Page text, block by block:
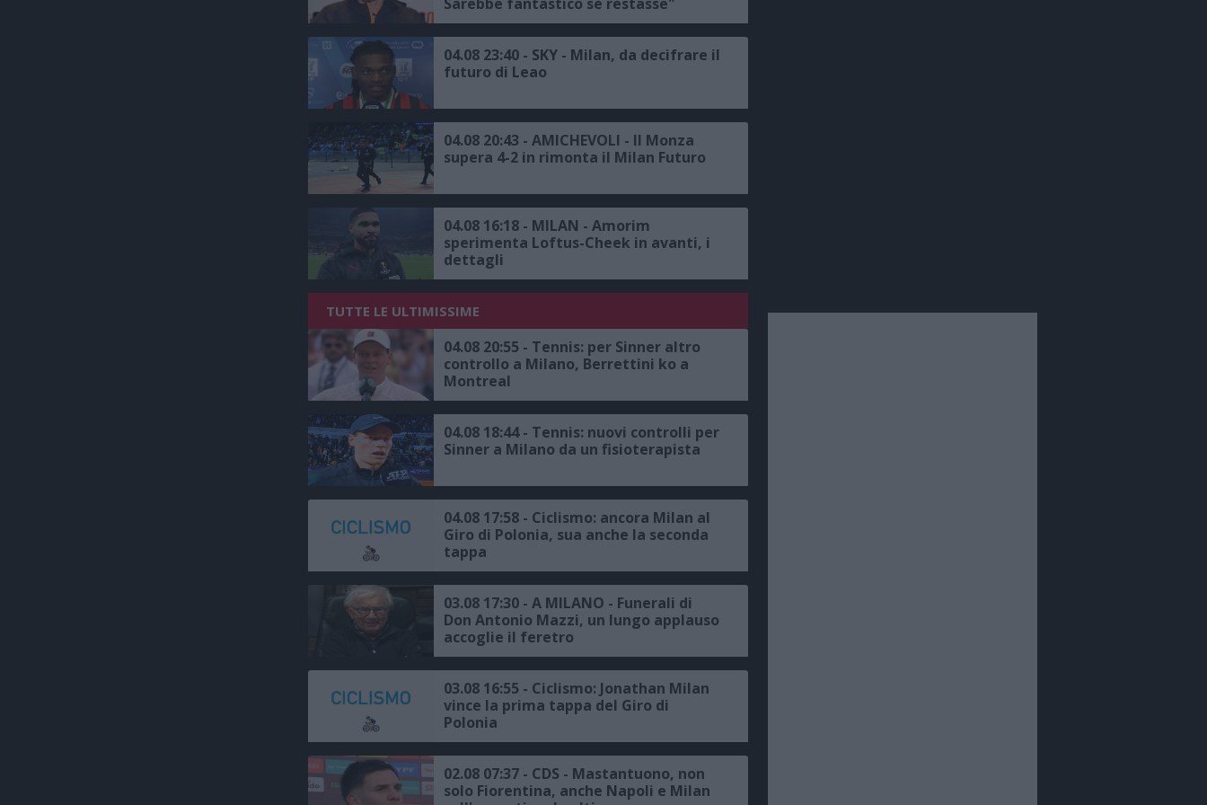
04.08 23:40 - SKY - Milan, da decifrare il
futuro di Leao
04.08 20:43 - AMICHEVOLI - Il Monza
supera 4-2 in rimonta il Milan Futuro
04.08 16:18 - MILAN - Amorim
sperimenta Loftus-Cheek in avanti, i
dettagli
TUTTE LE ULTIMISSIME
04.08 20:55 - Tennis: per Sinner altro
controllo a Milano, Berrettini ko a
Montreal
04.08 18:44 - Tennis: nuovi controlli per
Sinner a Milano da un fisioterapista
04.08 17:58 - Ciclismo: ancora Milan al
Giro di Polonia, sua anche la seconda
tappa
03.08 17:30 - A MILANO - Funerali di
Don Antonio Mazzi, un lungo applauso
accoglie il feretro
03.08 16:55 - Ciclismo: Jonathan Milan
vince la prima tappa del Giro di
Polonia
02.08 07:37 - CDS - Mastantuono, non
solo Fiorentina, anche Napoli e Milan